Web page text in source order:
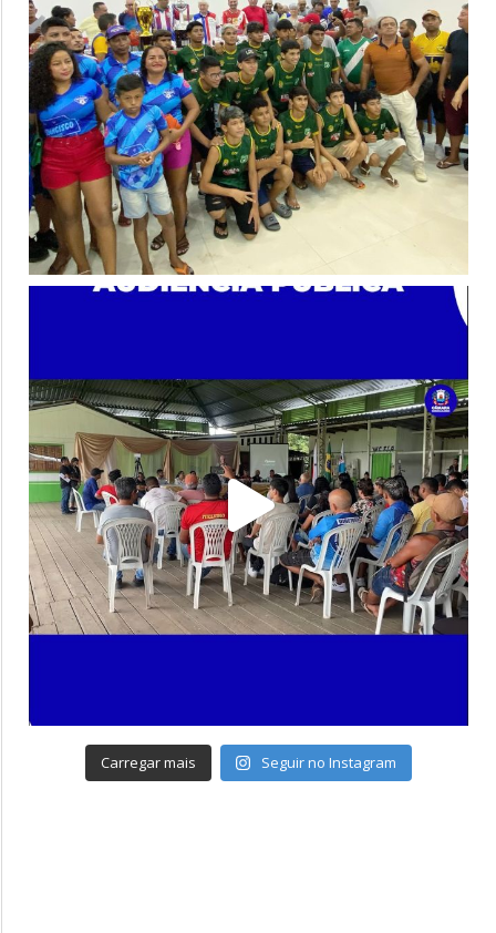
Carregar mais Seguir no Instagram